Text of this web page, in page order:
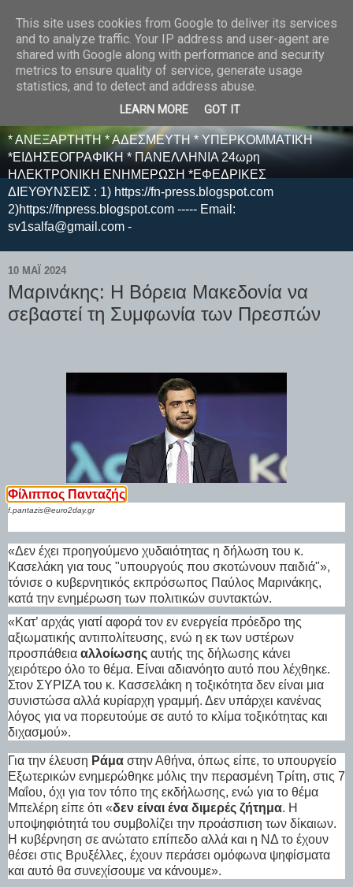
E F E N P R E S S -
ΗΛΕΚΤΡΟΝΙΚΗ
ΕΦΗΜΕΡΙΔΑ
* ΑΝΕΞΑΡΤΗΤΗ * ΑΔΕΣΜΕΥΤΗ * ΥΠΕΡΚΟΜΜΑΤΙΚΗ
*ΕΙΔΗΣΕΟΓΡΑΦΙΚΗ * ΠΑΝΕΛΛΗΝΙΑ 24ωρη
ΗΛΕΚΤΡΟΝΙΚΗ ΕΝΗΜΕΡΩΣΗ *ΕΦΕΔΡΙΚΕΣ
ΔΙΕΥΘΥΝΣΕΙΣ : 1) https://fn-press.blogspot.com
2)https://fnpress.blogspot.com ----- Email:
sv1salfa@gmail.com -
10 ΜΑΪ́ 2024
Μαρινάκης: Η Βόρεια Μακεδονία να
σεβαστεί τη Συμφωνία των Πρεσπών
Φίλιππος Πανταζής
f.pantazis@euro2day.gr
«Δεν έχει προηγούμενο χυδαιότητας η δήλωση του κ.
Κασελάκη για τους "υπουργούς που σκοτώνουν παιδιά"»,
τόνισε ο κυβερνητικός εκπρόσωπος Παύλος Μαρινάκης,
κατά την ενημέρωση των πολιτικών συντακτών.
«Κατ’ αρχάς γιατί αφορά τον εν ενεργεία πρόεδρο της
αξιωματικής αντιπολίτευσης, ενώ η εκ των υστέρων
προσπάθεια αλλοίωσης αυτής της δήλωσης κάνει
χειρότερο όλο το θέμα. Είναι αδιανόητο αυτό που λέχθηκε.
Στον ΣΥΡΙΖΑ του κ. Κασσελάκη η τοξικότητα δεν είναι μια
συνιστώσα αλλά κυρίαρχη γραμμή. Δεν υπάρχει κανένας
λόγος για να πορευτούμε σε αυτό το κλίμα τοξικότητας και
διχασμού».
Για την έλευση Ράμα στην Αθήνα, όπως είπε, το υπουργείο
Εξωτερικών ενημερώθηκε μόλις την περασμένη Τρίτη, στις 7
Μαΐου, όχι για τον τόπο της εκδήλωσης, ενώ για το θέμα
Μπελέρη είπε ότι «δεν είναι ένα διμερές ζήτημα. Η
υποψηφιότητά του συμβολίζει την προάσπιση των δίκαιων.
Η κυβέρνηση σε ανώτατο επίπεδο αλλά και η ΝΔ το έχουν
θέσει στις Βρυξέλλες, έχουν περάσει ομόφωνα ψηφίσματα
και αυτό θα συνεχίσουμε να κάνουμε».
This site uses cookies from Google to deliver its services
and to analyze traffic. Your IP address and user-agent are
shared with Google along with performance and security
metrics to ensure quality of service, generate usage
statistics, and to detect and address abuse.
LEARN MORE GOT IT